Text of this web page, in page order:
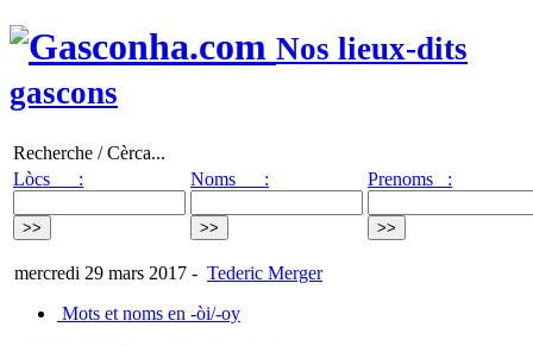
Nos lieux-dits
gascons
Recherche / Cèrca...
Lòcs :
Noms : Prenoms :
mercredi 29 mars 2017 - Tederic Merger
Mots et noms en -òi/-oy